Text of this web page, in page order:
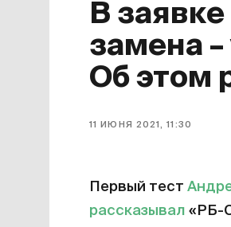
В
замена
Об этом
11 ИЮНЯ 2021, 11:30
Первый тест
рассказывал «РБ-